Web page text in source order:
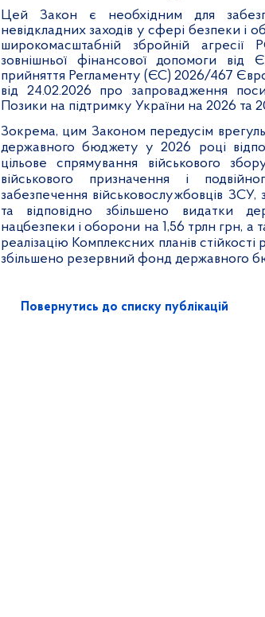
Цей Закон є необхідним для
невідкладних заходів у сфері безпеки і
широкомасштабній збройній
зовнішньої фінансової допомоги
прийняття Регламенту (ЄС) 2026/467
від 24.02.2026 про запровадження
Позики на підтримку України на 2026 та
Зокрема, цим Законом передусім
державного бюджету у 2026 році
цільове спрямування військового
військового призначення і
забезпечення військовослужбовців
та відповідно збільшено видатки
нацбезпеки і оборони на 1,56 трлн грн,
реалізацію Комплексних планів стійкості
збільшено резервний фонд державного
Повернутись до списку публікацій